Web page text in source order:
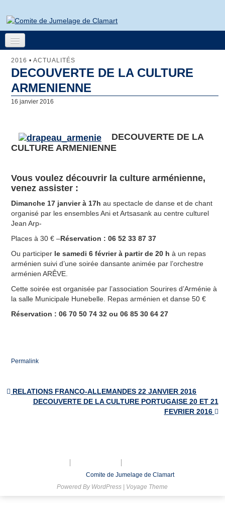
Accueil
Jumelage
Clamart
North Lincolnshire
Artachat
Penamacor
Comité de Jumelage
Qu’est-ce que le Comité de Jumelage de Clamart ?
Les domaines d’intervention
Les villes jumelles
Nous contacter
2016 • ACTUALITÉS
DECOUVERTE DE LA CULTURE
ARMENIENNE
16 janvier 2016
DECOUVERTEDE LA
CULTURE ARMENIENNE
Vous voulez découvrir la culture arménienne,
venez assister :
Dimanche 17 janvier à 17h au spectacle de danse et de chant
organisé par les ensembles Ani et Artsasank au centre culturel
Jean Arp-
Places à 30 € –Réservation : 06 52 33 87 37
Ou participer le samedi 6 février à partir de 20 h à un repas
arménien suivi d’une soirée dansante animée par l’orchestre
arménien ARÊVE.
Cette soirée est organisée par l’association Sourires d’Arménie à
la salle Municipale Hunebelle. Repas arménien et danse 50 €
Réservation : 06 70 50 74 32 ou 06 85 30 64 27
Permalink
Post navigation
RELATIONS FRANCO-ALLEMANDES 22 JANVIER 2016
DECOUVERTE DE LA CULTURE PORTUGAISE 20 ET 21
FEVRIER 2016
Comite de Jumelage de Clamart
Powered By WordPress | Voyage Theme